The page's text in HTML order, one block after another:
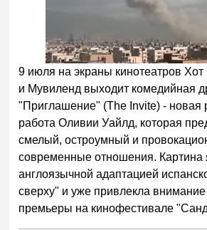
9 июля на экраны кинотеатров
и Мувиленд выходит комедийная
"Приглашение" (The Invite) - новая
работа Оливии Уайлд, которая
смелый, остроумный и
современные отношения. Картина
англоязычной адаптацией
сверху" и уже привлекла внимание
премьеры на кинофестивале